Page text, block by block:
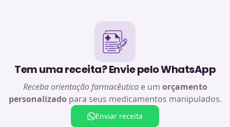
Tem uma receita? Envie pelo WhatsApp
Receba orientação farmacêuticae um orçamento
personalizado para seus medicamentos manipulados.
Enviar receita